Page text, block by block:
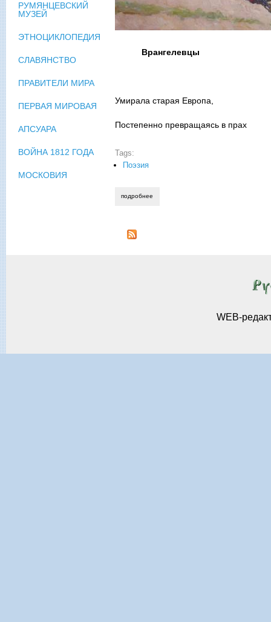
Врангелевцы
Умирала старая Европа,
Постепенно превращаясь в прах
Tags:
Поэзия
подробнее
РУМЯНЦЕВСКИЙ
МУЗЕЙ
ЭТНОЦИКЛОПЕДИЯ
СЛАВЯНСТВО
ПРАВИТЕЛИ МИРА
ПЕРВАЯ МИРОВАЯ
АПСУАРА
ВОЙНА 1812 ГОДА
МОСКОВИЯ
WEB-